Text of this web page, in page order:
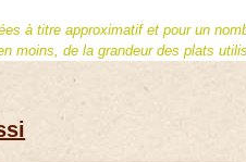
à titre approximatif et pour un
moins, de la grandeur des plats